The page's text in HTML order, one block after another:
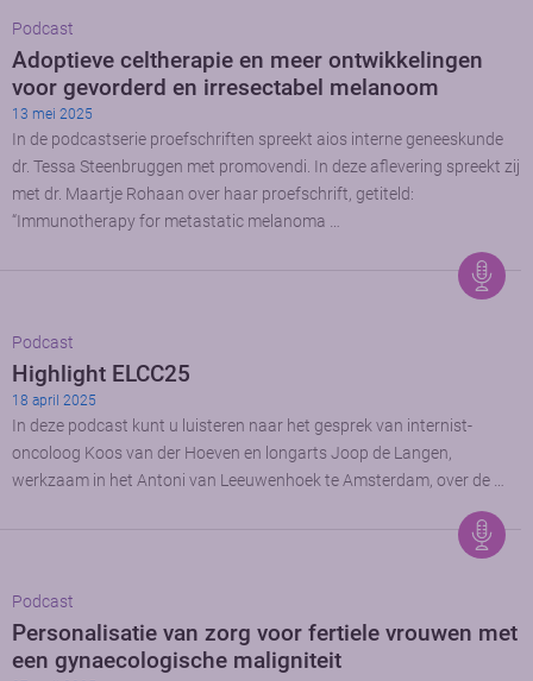
Podcast
Adoptieve celtherapie en meer ontwikkelingen
voor gevorderd en irresectabel melanoom
13 mei 2025
In de podcastserie proefschriften spreekt aios interne geneeskunde
dr. Tessa Steenbruggen met promovendi. In deze aflevering spreekt zij
met dr. Maartje Rohaan over haar proefschrift, getiteld:
“Immunotherapy for metastatic melanoma …
Podcast
Highlight ELCC25
18 april 2025
In deze podcast kunt u luisteren naar het gesprek van internist-
oncoloog Koos van der Hoeven en longarts Joop de Langen,
werkzaam in het Antoni van Leeuwenhoek te Amsterdam, over de …
Podcast
Personalisatie van zorg voor fertiele vrouwen met
een gynaecologische maligniteit